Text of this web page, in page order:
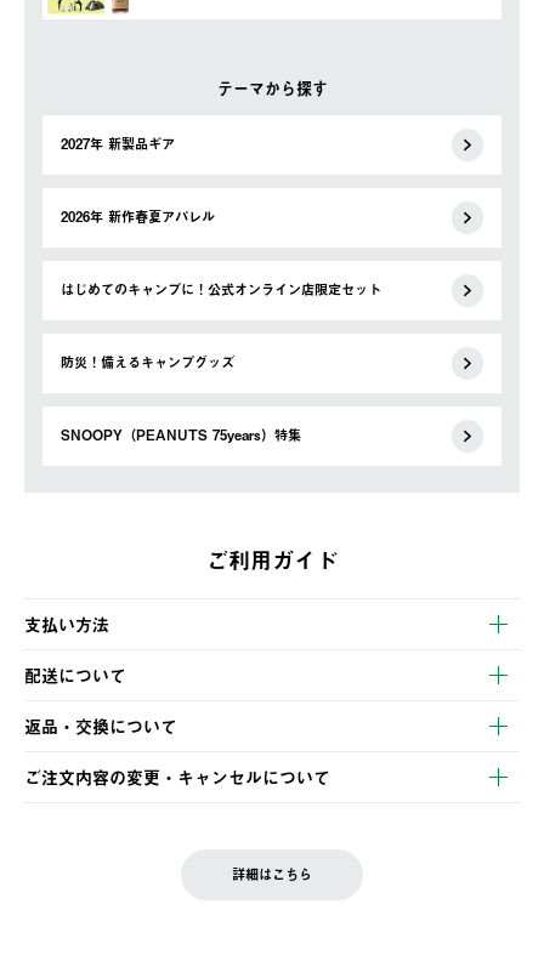
テーマから探す
2027年 新製品ギア
2026年 新作春夏アパレル
はじめてのキャンプに！公式オンライン店限定セット
防災！備えるキャンプグッズ
SNOOPY（PEANUTS 75years）特集
ご利用ガイド
支払い方法
以下のいずれかの方法でお支払いいただけます。
・クレジットカード決済
・コンビニ決済
・Pay-easy決済
配送について
【発送スケジュール】
ご注文・ご入金完了より2営業日以内に商品を発送いたします。
土日祝の発送はございませんので、木曜日以降のご注文は週明け
の発送となる場合がございます。
返品・交換について
※お客様都合の場合
お客様都合の返品にかかる送料は、お客様ご負担とさせていただ
ご注文内容の変更・キャンセルについて
LOGOS FAMILY会員の方は、会員マイページ内 購入履歴画面に
詳細はこちら